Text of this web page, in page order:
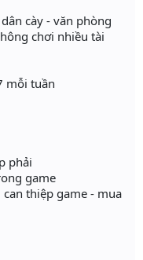
cày - văn phòng
chơi nhiều tài
mỗi tuần
phải
game
thiệp game - mua